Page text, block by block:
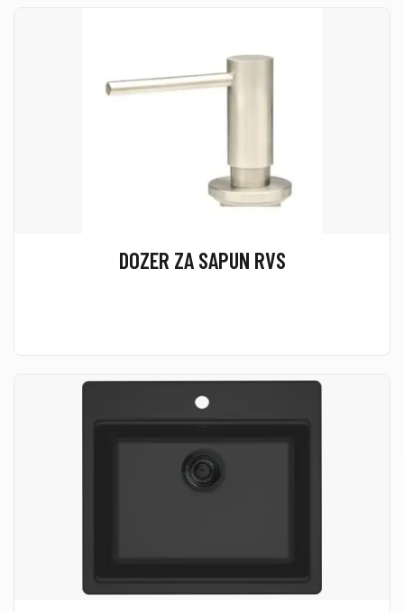
DOZER ZA SAPUN RVS